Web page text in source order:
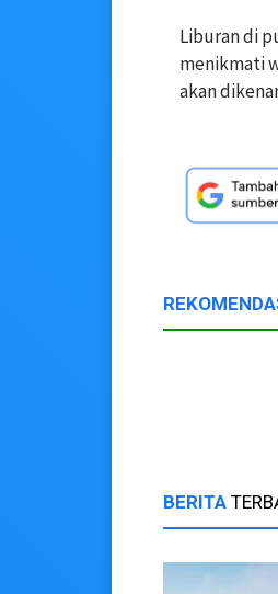
Liburan di
menikmati
akan
BERITA